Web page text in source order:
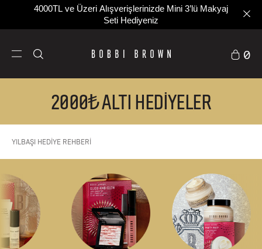
4000TL ve Üzeri Alışverişlerinizde Mini 3’lü Makyaj
Seti Hediyeniz
0
2000₺ ALTI HEDİYELER
YILBAŞI HEDİYE REHBERİ